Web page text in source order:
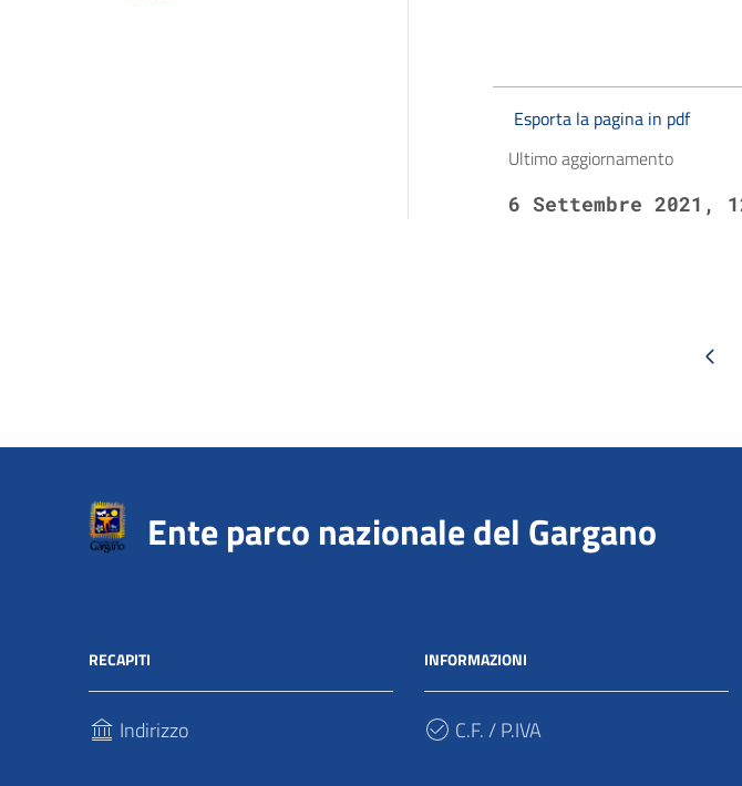
Esporta la pagina in pdf
Ultimo aggiornamento
6 Settembre 2021,
Pagina
Ente parco nazionale del Gargano
RECAPITI
Indirizzo
INFORMAZIONI
C.F. / P.IVA